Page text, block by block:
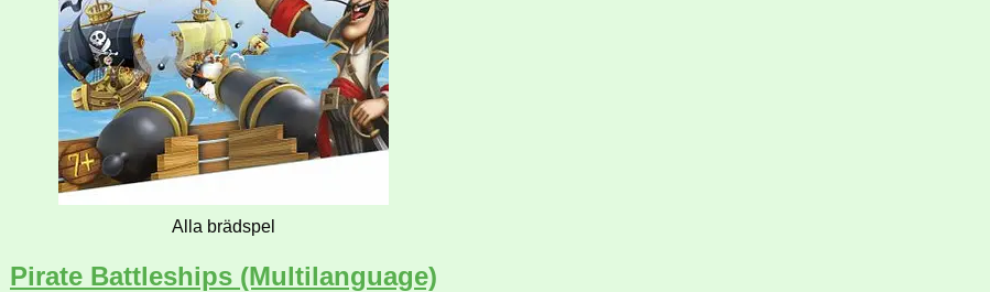
Alla brädspel
Pirate Battleships (Multilanguage)